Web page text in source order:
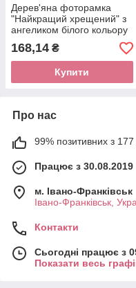
Дерев'яна фоторамка
"Найкращий хрещений" з
ангеликом білого кольору
19х5х23 см (1 шт.)
168,14 ₴
Купити
Про нас
99% позитивних з 177
Працює з 30.08.2019
м. Івано-Франківськ
Івано-Франківськ,
Контакти
Сьогодні працює з
Показати весь